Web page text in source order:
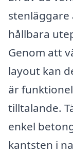
stenläggare
hållbara
Genom att
layout kan
är
tilltalande.
enkel
kantsten i